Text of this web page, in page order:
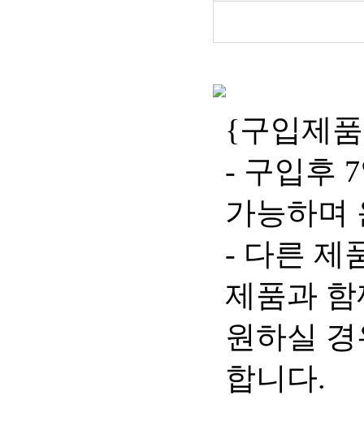
{구입제
- 구입후
가능하며
- 다른 제
제품과
원하실
합니다.